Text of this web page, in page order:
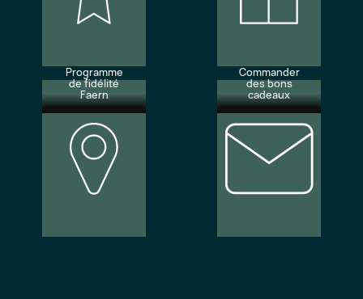
Programme
de fidélité
Faern
Commander
des bons
cadeaux